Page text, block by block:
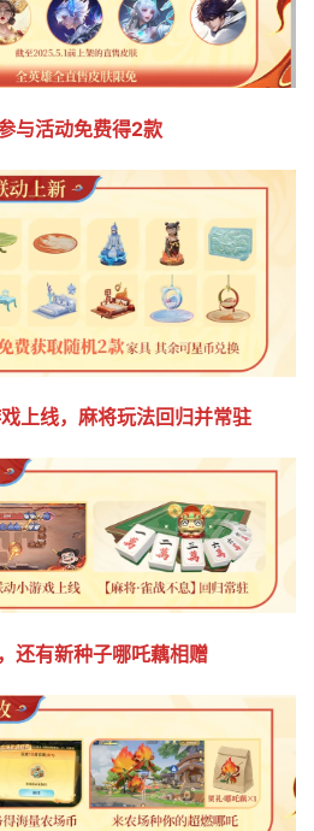
与活动免费得2款
上线，麻将玩法回归并常驻
有新种子哪吒藕相赠